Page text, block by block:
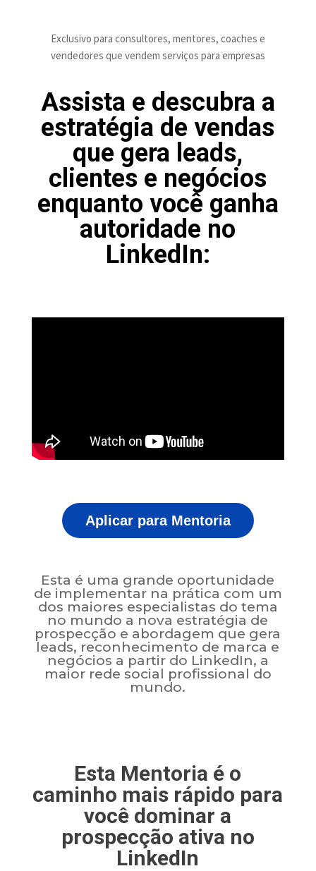
Exclusivo para consultores, mentores, coaches e
vendedores que vendem serviços para empresas
Assista e descubra a
estratégia de vendas
que gera leads,
clientes e negócios
enquanto você ganha
autoridade no
LinkedIn:
Aplicar para Mentoria
Esta é uma grande oportunidade
de implementar na prática com um
dos maiores especialistas do tema
no mundo a nova estratégia de
prospecção e abordagem que gera
leads, reconhecimento de marca e
negócios a partir do LinkedIn, a
maior rede social profissional do
mundo.
Esta Mentoria é o
caminho mais rápido para
você dominar a
prospecção ativa no
LinkedIn